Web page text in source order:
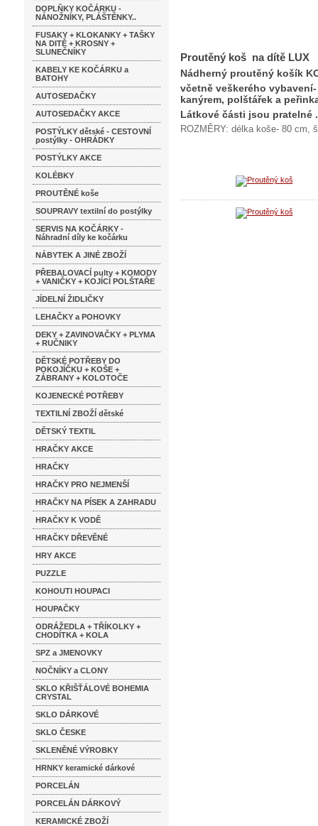
DOPLŇKY KOČÁRKU -
NÁNOŽNÍKY, PLÁŠTĚNKY..
FUSAKY + KLOKANKY + TAŠKY
NA DITĚ + KROSNY +
SLUNEČNÍKY
KABELY KE KOČÁRKU a
BATOHY
AUTOSEDAČKY
AUTOSEDAČKY AKCE
POSTÝLKY dětské - CESTOVNÍ
postýlky - OHRÁDKY
POSTÝLKY AKCE
KOLÉBKY
PROUTĚNÉ koše
SOUPRAVY textilní do postýlky
SERVIS NA KOČÁRKY -
Náhradní díly ke kočárku
NÁBYTEK A JINÉ ZBOŽÍ
PŘEBALOVACÍ pulty + KOMODY
+ VANIČKY + KOJÍCÍ POLŠTAŘE
JÍDELNÍ ŽIDLIČKY
LEHAČKY a POHOVKY
DEKY + ZAVINOVAČKY + PLYMA
+ RUČNIKY
DĚTSKÉ POTŘEBY DO
POKOJÍČKU + KOŠE +
ZÁBRANY + KOLOTOČE
KOJENECKÉ POTŘEBY
TEXTILNÍ ZBOŽÍ dětské
DĚTSKÝ TEXTIL
HRAČKY AKCE
HRAČKY
HRAČKY PRO NEJMENŠÍ
HRAČKY NA PÍSEK A ZAHRADU
HRAČKY K VODĚ
HRAČKY DŘEVĚNÉ
HRY AKCE
PUZZLE
KOHOUTI HOUPACI
HOUPAČKY
ODRÁŽEDLA + TŘÍKOLKY +
CHODÍTKA + KOLA
SPZ a JMENOVKY
NOČNÍKY a CLONY
SKLO KŘIŠŤÁLOVÉ BOHEMIA
CRYSTAL
SKLO DÁRKOVÉ
SKLO ČESKE
SKLENĚNÉ VÝROBKY
HRNKY keramické dárkové
PORCELÁN
PORCELÁN DÁRKOVÝ
KERAMICKÉ ZBOŽÍ
Proutěný koš na dítě LUX
Nádherný proutěný košík
včetně veškerého
kanýrem, polštářek a
Látkové části jsou pratelné .
ROZMĚRY: délka koše- 80 cm,